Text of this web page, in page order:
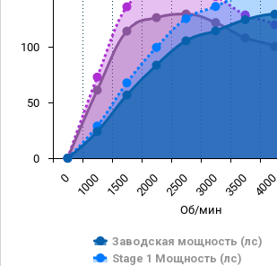
Об/мин
Заводская мощность (лс)
Stage 1 Мощность (лс)
0 1000 1500 2000 2500 3000 3500 4000
0
50
100